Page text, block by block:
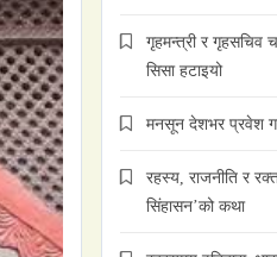
गृहमन्त्री र गृहसचिव
सिसा हटाइयो
मनसून देशभर प्रवेश
रहस्य, राजनीति र
सिंहासन’को कथा